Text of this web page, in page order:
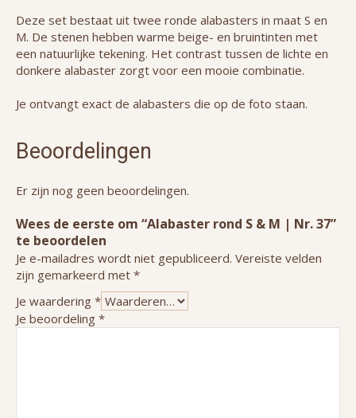
Deze set bestaat uit twee ronde alabasters in maat S en
M. De stenen hebben warme beige- en bruintinten met
een natuurlijke tekening. Het contrast tussen de lichte en
donkere alabaster zorgt voor een mooie combinatie.
Je ontvangt exact de alabasters die op de foto staan.
Beoordelingen
Er zijn nog geen beoordelingen.
Wees de eerste om “Alabaster rond S & M | Nr. 37”
te beoordelen
Je e-mailadres wordt niet gepubliceerd. Vereiste velden
zijn gemarkeerd met *
Je waardering *
Je beoordeling *